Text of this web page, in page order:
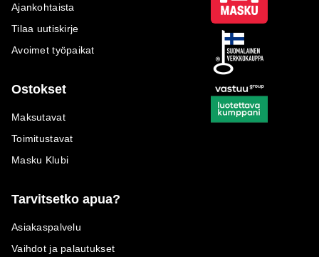
Ajankohtaista
Tilaa uutiskirje
Avoimet työpaikat
Ostokset
Maksutavat
Toimitustavat
Masku Klubi
Tarvitsetko apua?
Asiakaspalvelu
Vaihdot ja palautukset